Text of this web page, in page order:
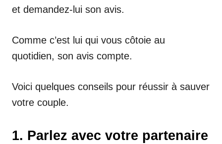
et demandez-lui son avis.
Comme c’est lui qui vous côtoie au
quotidien, son avis compte.
Voici quelques conseils pour réussir à sauver
votre couple.
1. Parlez avec votre partenaire